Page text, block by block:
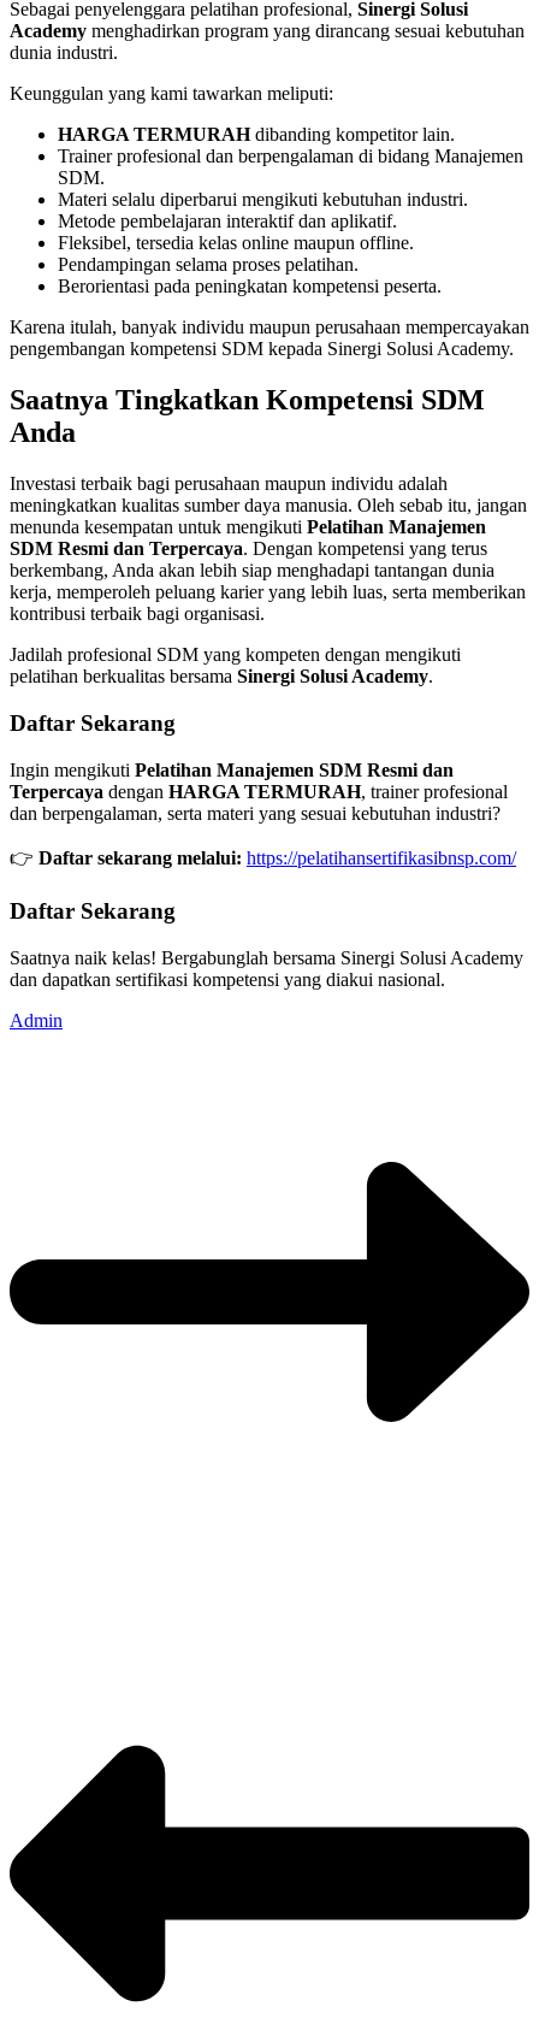
Sebagai penyelenggara pelatihan profesional, Sinergi Solusi
Academy menghadirkan program yang dirancang sesuai kebutuhan
dunia industri.
Keunggulan yang kami tawarkan meliputi:
HARGA TERMURAHdibanding kompetitor lain.
Trainer profesional dan berpengalaman di bidang Manajemen
SDM.
Materi selalu diperbarui mengikuti kebutuhan industri.
Metode pembelajaran interaktif dan aplikatif.
Fleksibel, tersedia kelas online maupun offline.
Pendampingan selama proses pelatihan.
Berorientasi pada peningkatan kompetensi peserta.
Karena itulah, banyak individu maupun perusahaan mempercayakan
pengembangan kompetensi SDM kepada Sinergi Solusi Academy.
Saatnya Tingkatkan Kompetensi SDM
Anda
Investasi terbaik bagi perusahaan maupun individu adalah
meningkatkan kualitas sumber daya manusia. Oleh sebab itu, jangan
menunda kesempatan untuk mengikuti Pelatihan Manajemen
SDM Resmi dan Terpercaya. Dengan kompetensi yang terus
berkembang, Anda akan lebih siap menghadapi tantangan dunia
kerja, memperoleh peluang karier yang lebih luas, serta memberikan
kontribusi terbaik bagi organisasi.
Jadilah profesional SDM yang kompeten dengan mengikuti
pelatihan berkualitas bersama Sinergi Solusi Academy.
Daftar Sekarang
Ingin mengikuti Pelatihan Manajemen SDM Resmi dan
Terpercaya dengan HARGA TERMURAH, trainer profesional
dan berpengalaman, serta materi yang sesuai kebutuhan industri?
👉 Daftar sekarang melalui: https://pelatihansertifikasibnsp.com/
Daftar Sekarang
Saatnya naik kelas! Bergabunglah bersama Sinergi Solusi Academy
dan dapatkan sertifikasi kompetensi yang diakui nasional.
Admin